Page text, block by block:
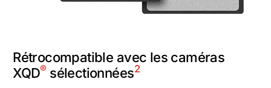
Rétrocompatible avec les caméras
XQD®sélectionnées2